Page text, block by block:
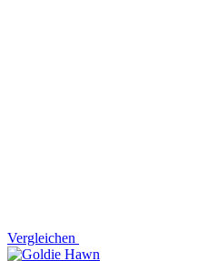
Vergleichen